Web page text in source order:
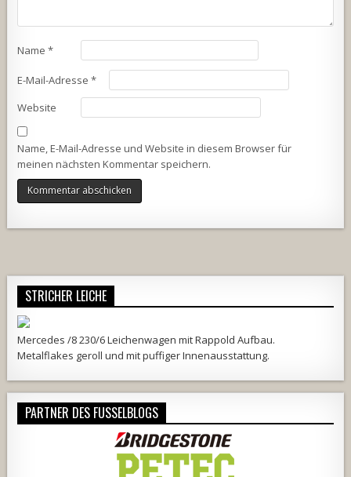
Name*
E-Mail-Adresse*
Website
Name, E-Mail-Adresse und Website in diesem Browser für
meinen nächsten Kommentar speichern.
STRICHER LEICHE
Mercedes /8 230/6 Leichenwagen mit Rappold Aufbau.
Metalflakes geroll und mit puffiger Innenausstattung.
PARTNER DES FUSSELBLOGS